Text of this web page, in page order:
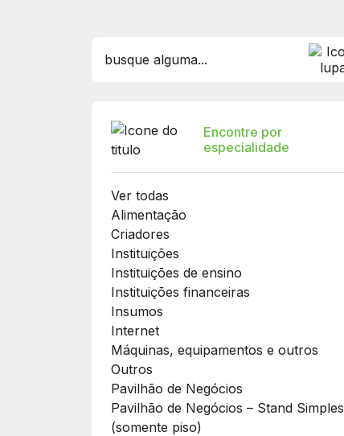
Encontre por
especialidade
Ver todas
Alimentação
Criadores
Instituições
Instituições de ensino
Instituições financeiras
Insumos
Internet
Máquinas, equipamentos e outros
Outros
Pavilhão de Negócios
Pavilhão de Negócios – Stand Simples
(somente piso)